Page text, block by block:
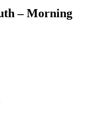
– Morning